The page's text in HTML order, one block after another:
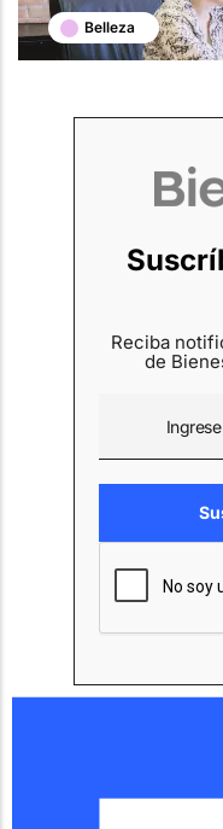
Belleza
Reciba
de